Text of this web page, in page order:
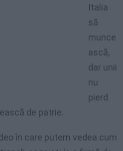
Italia
să
munce
ască,
dar unii
nu
pierd
de patrie.
în care putem vedea cum